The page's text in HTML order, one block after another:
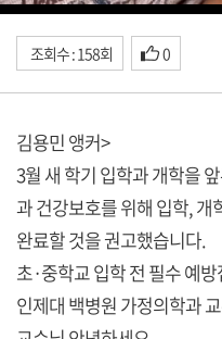
조회수 : 158회 0
김용민 앵커>
3월 새 학기 입학과 개학을
과 건강보호를 위해 입학,
완료할 것을 권고했습니다.
초·중학교 입학 전 필수 예
인제대 백병원 가정의학과